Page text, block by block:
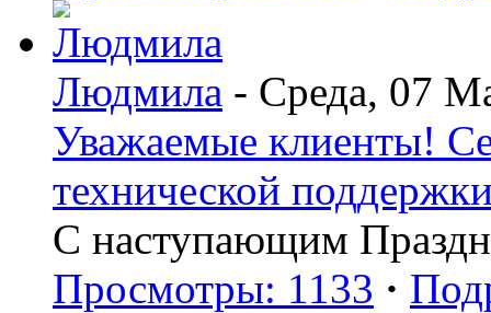
Людмила - Среда, 07
Уважаемые клиенты!
технической
С наступающим
Просмотры: 1133 ·